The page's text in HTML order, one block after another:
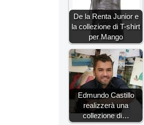
De la Renta Junior e
la collezione di T-shirt
per Mango
Edmundo Castillo
realizzerà una
collezione di…